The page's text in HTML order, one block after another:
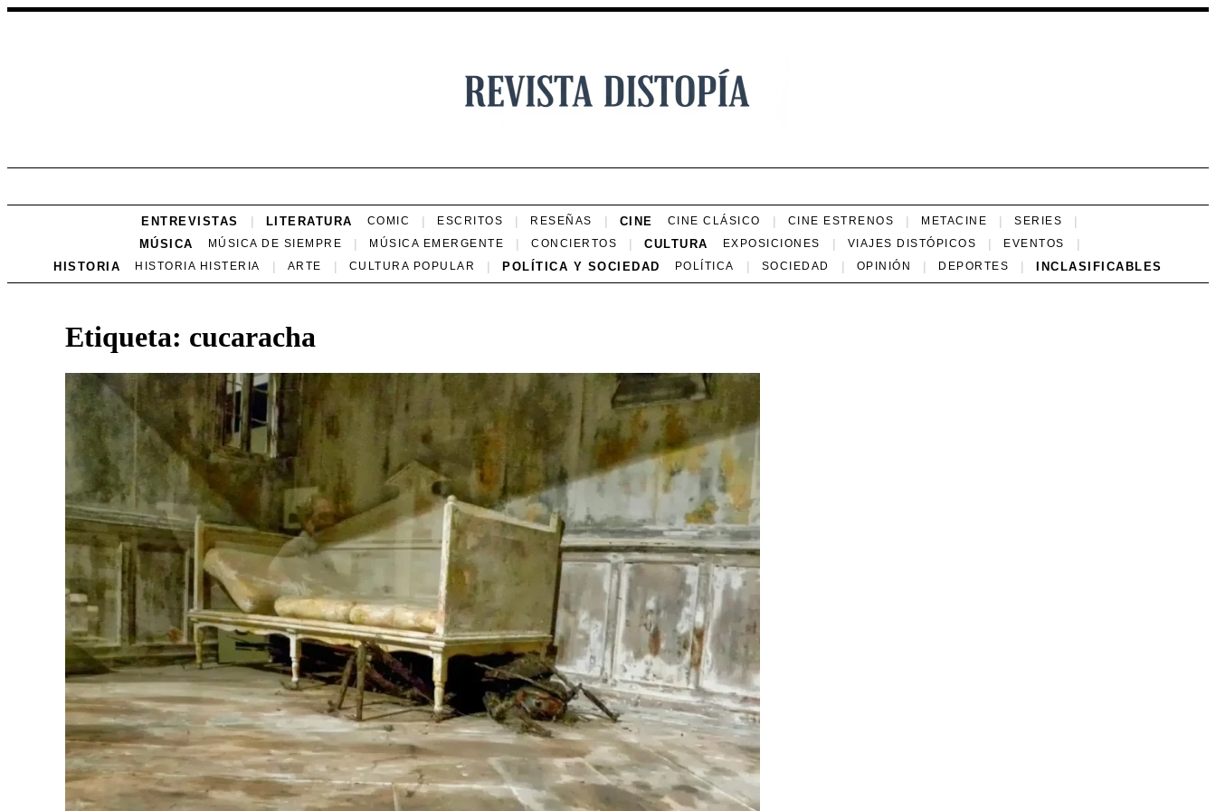
ENTREVISTAS LITERATURA COMIC ESCRITOS RESEÑAS CINE CINE CLÁSICO CINE ESTRENOS METACINE SERIES
MÚSICA MÚSICA DE SIEMPRE MÚSICA EMERGENTE CONCIERTOS CULTURA EXPOSICIONES VIAJES DISTÓPICOS EVENTOS
HISTORIA HISTORIA HISTERIA ARTE CULTURA POPULAR POLÍTICA Y SOCIEDAD POLÍTICA SOCIEDAD OPINIÓN DEPORTES INCLASIFICABLES
Etiqueta: cucaracha